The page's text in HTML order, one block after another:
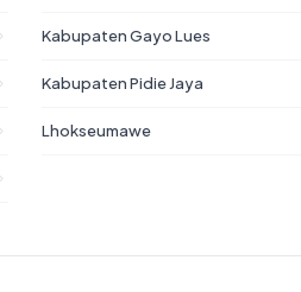
Kabupaten Gayo Lues
Kabupaten Pidie Jaya
Lhokseumawe